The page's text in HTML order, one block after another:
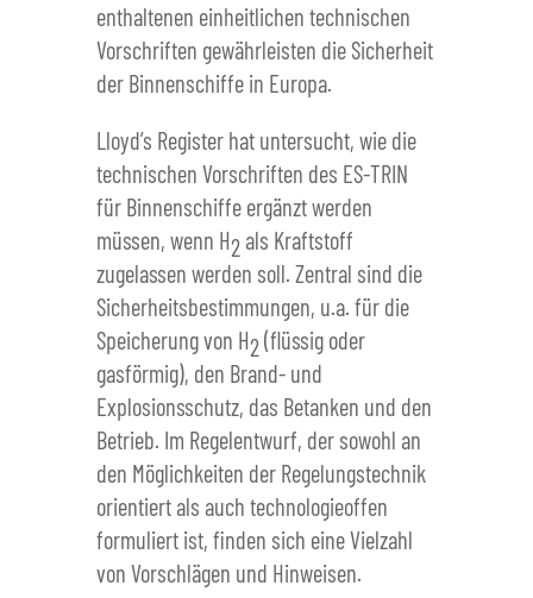
enthaltenen einheitlichen technischen
Vorschriften gewährleisten die Sicherheit
der Binnenschiffe in Europa.
Lloyd’s Register hat untersucht, wie die
technischen Vorschriften des ES-TRIN
für Binnenschiffe ergänzt werden
müssen, wenn H2als Kraftstoff
zugelassen werden soll. Zentral sind die
Sicherheitsbestimmungen, u.a. für die
Speicherung von H2(flüssig oder
gasförmig), den Brand- und
Explosionsschutz, das Betanken und den
Betrieb. Im Regelentwurf, der sowohl an
den Möglichkeiten der Regelungstechnik
orientiert als auch technologieoffen
formuliert ist, finden sich eine Vielzahl
von Vorschlägen und Hinweisen.